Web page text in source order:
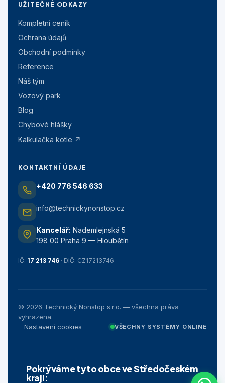
UŽITEČNÉ ODKAZY
Kompletní ceník
Ochrana údajů
Obchodní podmínky
Reference
Náš tým
Vozový park
Blog
Chybové hlášky
Kalkulačka kotle ↗
KONTAKTNÍ ÚDAJE
+420 776 546 633
info@technickynonstop.cz
Kancelář: Nademlejnská 5
198 00 Praha 9 — Hloubětín
IČ: 17 213 746 · DIČ: CZ17213746
© 2026 Technický Nonstop s.r.o. — všechna práva
vyhrazena.
Nastavení cookies
VŠECHNY SYSTÉMY ONLINE
Pokrýváme tyto obce ve Středočeském
kraji: